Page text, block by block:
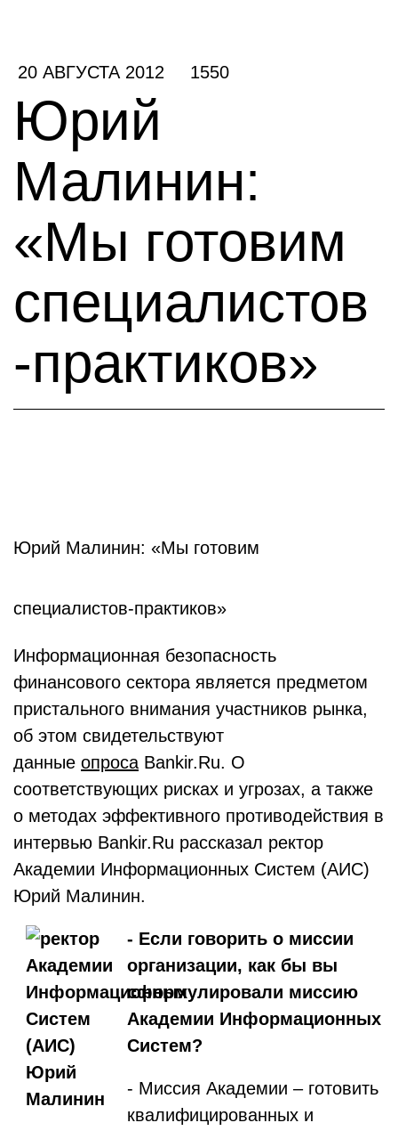
20 АВГУСТА 2012 1550
Юрий
Малинин:
«Мы готовим
специалистов
-практиков»
Юрий Малинин: «Мы готовим
специалистов-практиков»
Информационная безопасность
финансового сектора является предметом
пристального внимания участников рынка,
об этом свидетельствуют
данные опроса Bankir.Ru. О
соответствующих рисках и угрозах, а также
о методах эффективного противодействия в
интервью Bankir.Ru рассказал ректор
Академии Информационных Систем (АИС)
Юрий Малинин.
- Если говорить о миссии
организации, как бы вы
сформулировали миссию
Академии Информационных
Систем?
- Миссия Академии – готовить
квалифицированных и